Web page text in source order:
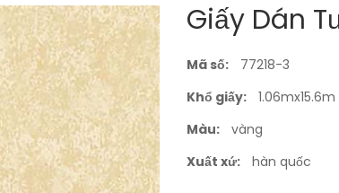
Giấy Dán
Mã số:
77218-3
Khổ giấy:
1.06mx15.6m
Màu:
vàng
Xuất xứ:
hàn quốc